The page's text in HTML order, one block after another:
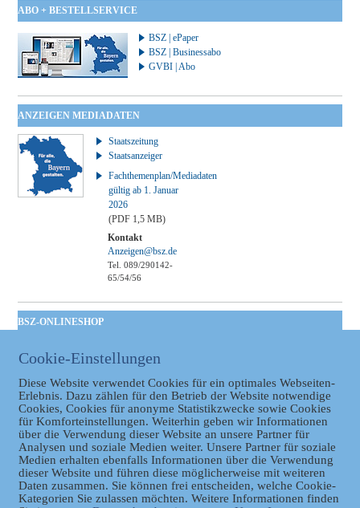
ABO + BESTELLSERVICE
BSZ | ePaper
BSZ | Businessabo
GVBI | Abo
ANZEIGEN MEDIADATEN
Staatszeitung
Staatsanzeiger
Fachthemenplan/Mediadaten
gültig ab 1. Januar
2026
(PDF 1,5 MB)
Kontakt
Anzeigen@bsz.de
Tel. 089/290142-
65/54/56
BSZ-ONLINESHOP
Taschenbuch
GVBl | Einbanddecke
Datenschutz
Cookie-Einstellungen
Diese Website verwendet Cookies für ein optimales Webseiten-
Erlebnis. Dazu zählen für den Betrieb der Website notwendige
Cookies, Cookies für anonyme Statistikzwecke sowie Cookies
für Komforteinstellungen. Weiterhin geben wir Informationen
über die Verwendung dieser Website an unsere Partner für
Analysen und soziale Medien weiter. Unsere Partner für soziale
Medien erhalten ebenfalls Informationen über die Verwendung
dieser Website und führen diese möglicherweise mit weiteren
Daten zusammen. Sie können frei entscheiden, welche Cookie-
Kategorien Sie zulassen möchten. Weitere Informationen finden